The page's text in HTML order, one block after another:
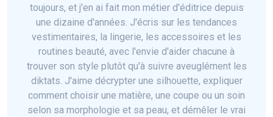
toujours, et j'en ai fait mon métier d'éditrice depuis
une dizaine d'années. J'écris sur les tendances
vestimentaires, la lingerie, les accessoires et les
routines beauté, avec l'envie d'aider chacune à
trouver son style plutôt qu'à suivre aveuglément les
diktats. J'aime décrypter une silhouette, expliquer
comment choisir une matière, une coupe ou un soin
selon sa morphologie et sa peau, et démêler le vrai